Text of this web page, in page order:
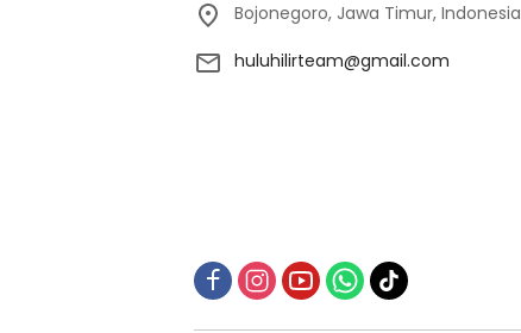
Bojonegoro, Jawa Timur, Indonesia
huluhilirteam@gmail.com